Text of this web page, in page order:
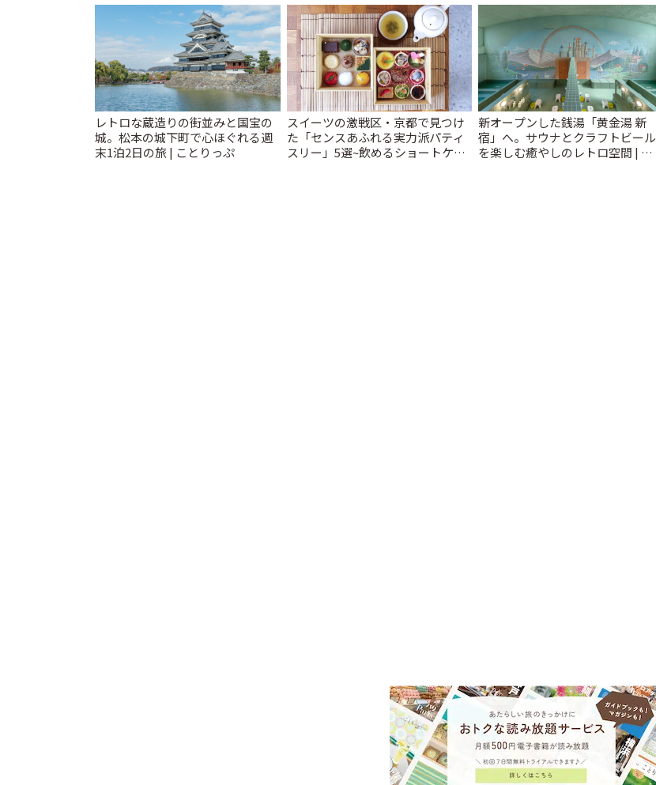
レトロな蔵造りの街並みと国宝の
城。松本の城下町で心ほぐれる週
末1泊2日の旅 | ことりっぷ
スイーツの激戦区・京都で見つけ
た「センスあふれる実力派パティ
スリー」5選~飲めるショートケー
新オープンした銭湯「黄金湯 新
宿」へ。サウナとクラフトビール
を楽しむ癒やしのレトロ空間 | こ